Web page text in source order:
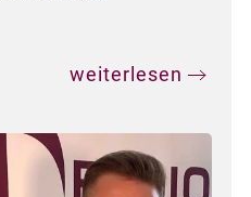
weiterlesen